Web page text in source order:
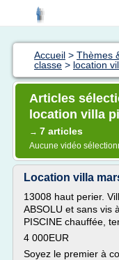
Accueil > Thèmes
classe > location
Articles
location villa
→ 7 articles
Aucune vidéo
Location villa
13008 haut perier.
ABSOLU et sans vis
PISCINE chauffée,
4 000EUR
Soyez le premier à